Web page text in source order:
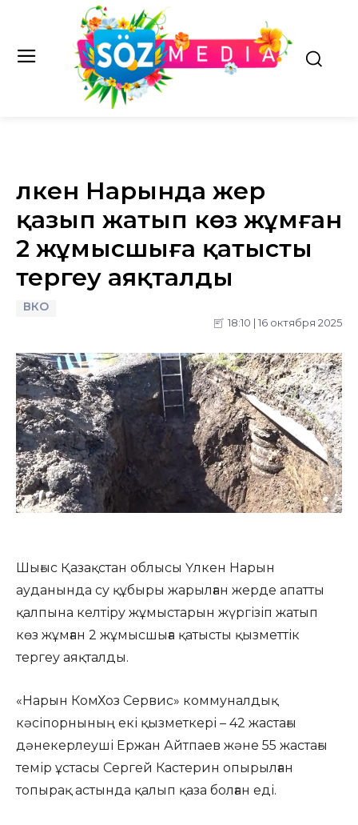
Үлкен Нарында жер
қазып жатып көз жұмған
2 жұмысшыға қатысты
тергеу аяқталды
ВКО
18:10 | 16 октября 2025
Шығыс Қазақстан облысы Үлкен Нарын
ауданында су құбыры жарылған жерде апатты
қалпына келтіру жұмыстарын жүргізіп жатып
көз жұмған 2 жұмысшыға қатысты қызметтік
тергеу аяқталды.
«Нарын КомХоз Сервис» коммуналдық
кәсіпорнының екі қызметкері – 42 жастағы
дәнекерлеуші Ержан Айтпаев және 55 жастағы
темір ұстасы Сергей Кастерин опырылған
топырақ астында қалып қаза болған еді.